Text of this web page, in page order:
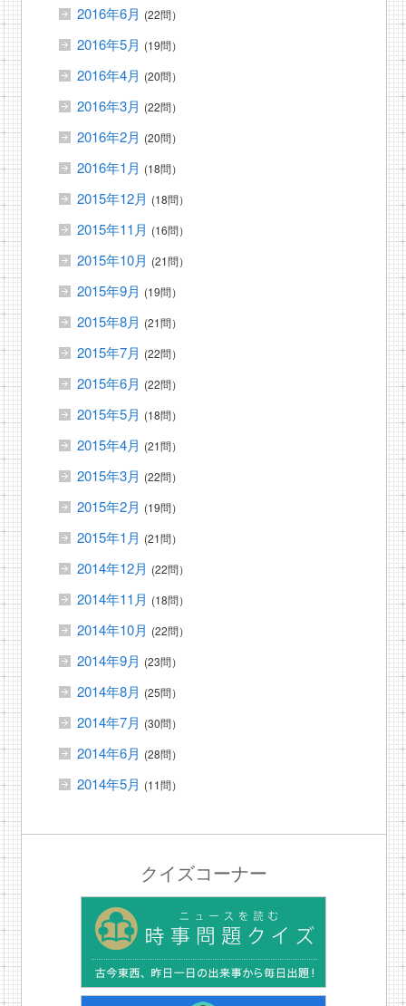
2016年6月 (22問）
2016年5月 (19問）
2016年4月 (20問）
2016年3月 (22問）
2016年2月 (20問）
2016年1月 (18問）
2015年12月 (18問）
2015年11月 (16問）
2015年10月 (21問）
2015年9月 (19問）
2015年8月 (21問）
2015年7月 (22問）
2015年6月 (22問）
2015年5月 (18問）
2015年4月 (21問）
2015年3月 (22問）
2015年2月 (19問）
2015年1月 (21問）
2014年12月 (22問）
2014年11月 (18問）
2014年10月 (22問）
2014年9月 (23問）
2014年8月 (25問）
2014年7月 (30問）
2014年6月 (28問）
2014年5月 (11問）
クイズコーナー